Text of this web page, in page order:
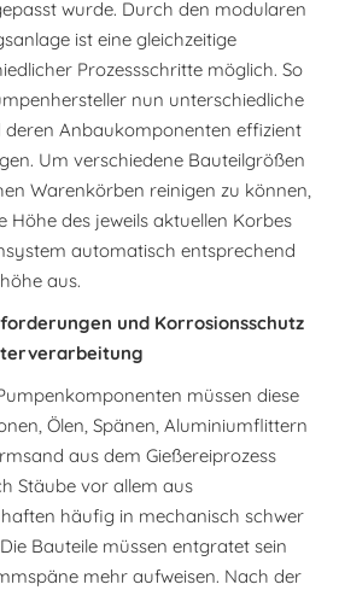
wurde. Durch den modularen
ist eine gleichzeitige
Prozessschritte möglich. So
nun unterschiedliche
deren Anbaukomponenten effizient
Um verschiedene Bauteilgrößen
Warenkörben reinigen zu können,
Höhe des jeweils aktuellen Korbes
automatisch entsprechend
aus.
und Korrosionsschutz
müssen diese
Ölen, Spänen, Aluminiumflittern
aus dem Gießereiprozess
Stäube vor allem aus
häufig in mechanisch schwer
Bauteile müssen entgratet sein
mehr aufweisen. Nach der